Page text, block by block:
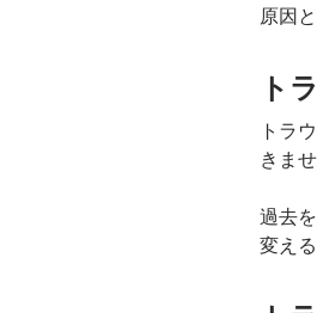
原因
ト
トラ
きませ
過去
変え